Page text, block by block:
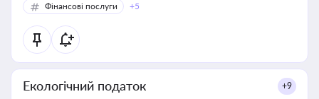
Фінансові послуги
+5
Екологічний податок +9